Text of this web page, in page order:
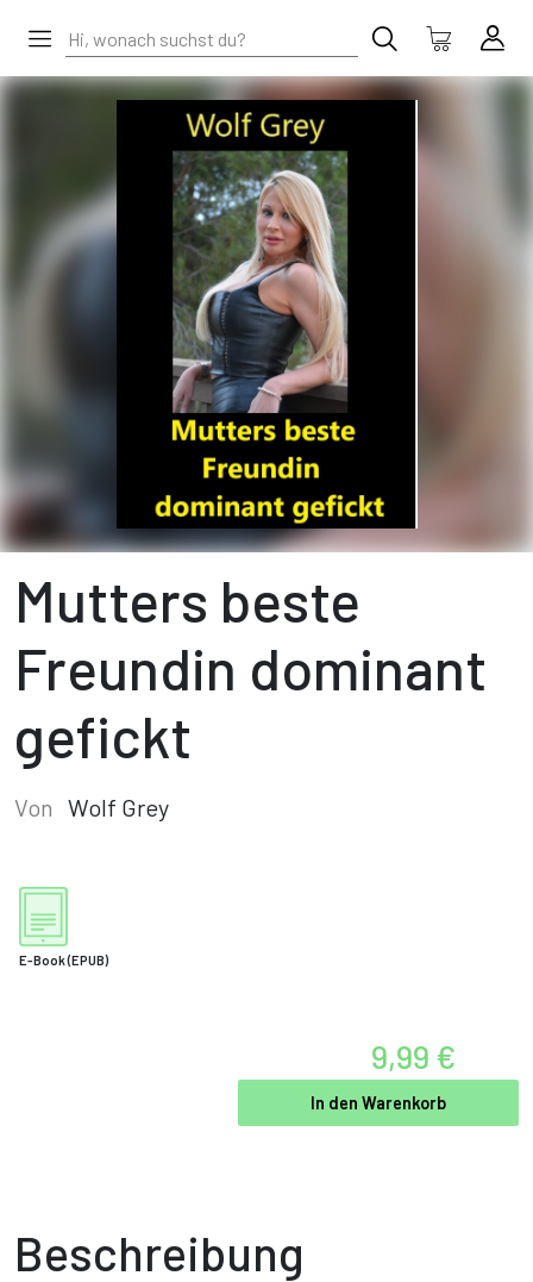
Mutters beste
Freundin dominant
gefickt
Von Wolf Grey
E-Book(EPUB)
9,99 €
In den Warenkorb
Beschreibung